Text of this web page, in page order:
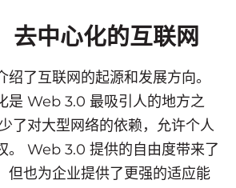
中心化的互联网
绍了互联网的起源和发展方向。
是 Web 3.0 最吸引人的地方之
了对大型网络的依赖，允许个人
。 Web 3.0 提供的自由度带来了
但也为企业提供了更强的适应能